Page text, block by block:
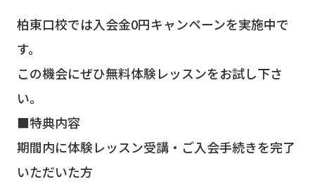
柏東口校では入会金0円キャンペーンを実施中で
す。
この機会にぜひ無料体験レッスンをお試し下さ
い。
■特典内容
期間内に体験レッスン受講・ご入会手続きを完了
いただいた方